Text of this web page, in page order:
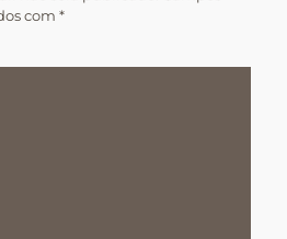
com *